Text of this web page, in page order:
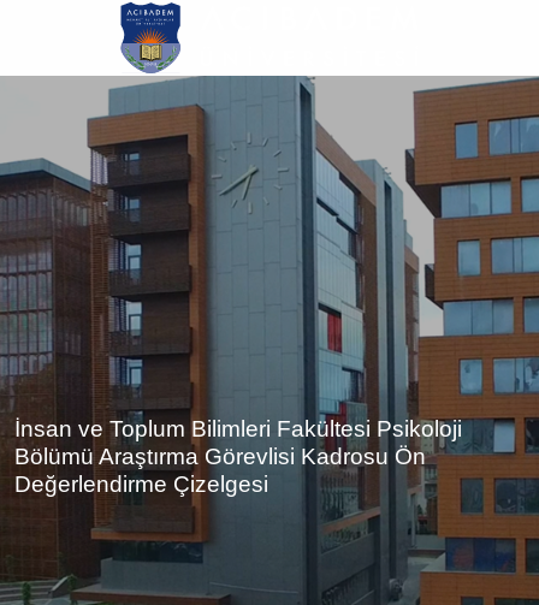
atla
İnsan ve Toplum Bilimleri Fakültesi Psikoloji
Bölümü Araştırma Görevlisi Kadrosu Ön
Değerlendirme Çizelgesi